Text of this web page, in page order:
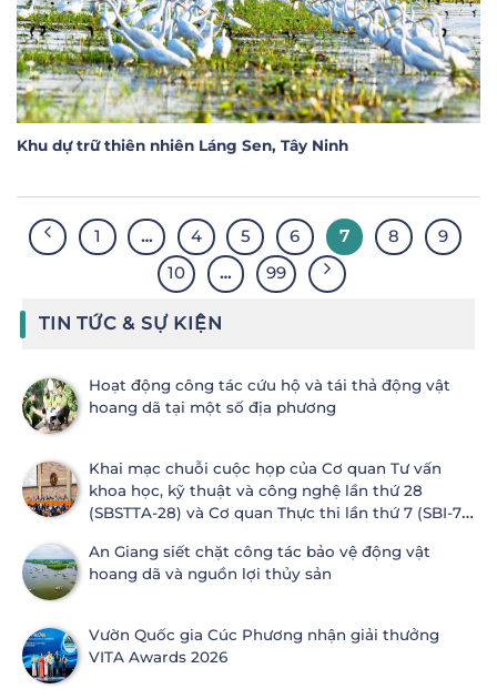
Khu dự trữ thiên nhiên Láng Sen, Tây Ninh
1 … 4 5 6 7 8
9
10
… 99
TIN TỨC & SỰ KIỆN
Hoạt động công tác cứu hộ và tái thả động vật
hoang dã tại một số địa phương
Khai mạc chuỗi cuộc họp của Cơ quan Tư vấn
khoa học, kỹ thuật và công nghệ lần thứ 28
(SBSTTA-28) và Cơ quan Thực thi lần thứ 7 (SBI-7)
An Giang siết chặt công tác bảo vệ động vật
hoang dã và nguồn lợi thủy sản
Vườn Quốc gia Cúc Phương nhận giải thưởng
VITA Awards 2026